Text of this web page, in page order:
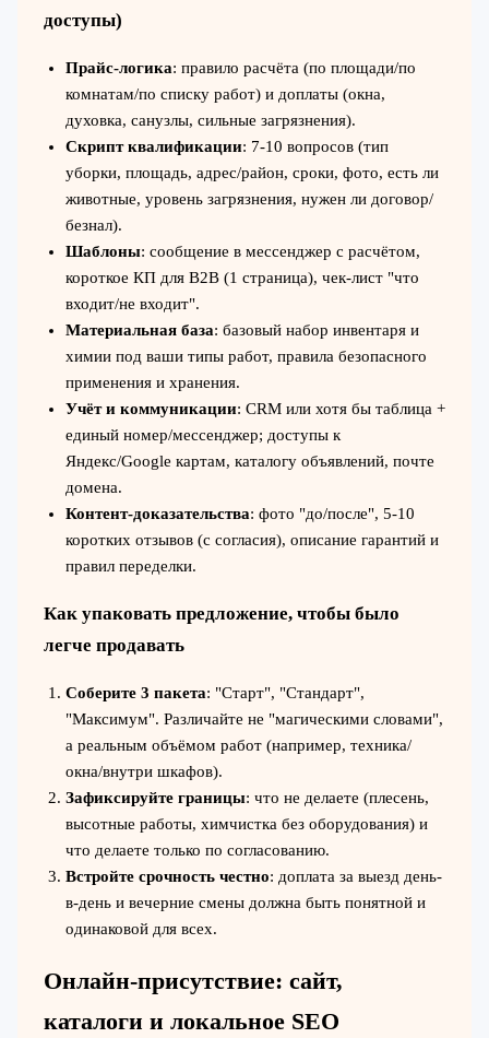
доступы)
Прайс-логика: правило расчёта (по площади/по
комнатам/по списку работ) и доплаты (окна,
духовка, санузлы, сильные загрязнения).
Скрипт квалификации: 7-10 вопросов (тип
уборки, площадь, адрес/район, сроки, фото, есть ли
животные, уровень загрязнения, нужен ли договор/
безнал).
Шаблоны: сообщение в мессенджер с расчётом,
короткое КП для B2B (1 страница), чек-лист "что
входит/не входит".
Материальная база: базовый набор инвентаря и
химии под ваши типы работ, правила безопасного
применения и хранения.
Учёт и коммуникации: CRM или хотя бы таблица +
единый номер/мессенджер; доступы к
Яндекс/Google картам, каталогу объявлений, почте
домена.
Контент-доказательства: фото "до/после", 5-10
коротких отзывов (с согласия), описание гарантий и
правил переделки.
Как упаковать предложение, чтобы было
легче продавать
Соберите 3 пакета: "Старт", "Стандарт",
"Максимум". Различайте не "магическими словами",
а реальным объёмом работ (например, техника/
окна/внутри шкафов).
Зафиксируйте границы: что не делаете (плесень,
высотные работы, химчистка без оборудования) и
что делаете только по согласованию.
Встройте срочность честно: доплата за выезд день-
в-день и вечерние смены должна быть понятной и
одинаковой для всех.
Онлайн-присутствие: сайт,
каталоги и локальное SEO